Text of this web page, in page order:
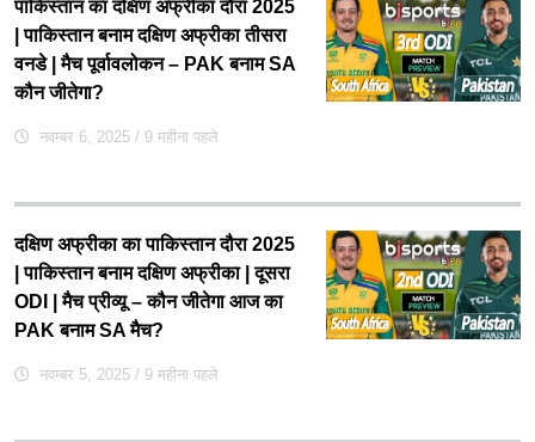
पाकिस्तान का दक्षिण अफ्रीका दौरा 2025
| पाकिस्तान बनाम दक्षिण अफ्रीका तीसरा
वनडे | मैच पूर्वावलोकन – PAK बनाम SA
कौन जीतेगा?
नवम्बर 6, 2025 / 9 महीना पहले
दक्षिण अफ्रीका का पाकिस्तान दौरा 2025
| पाकिस्तान बनाम दक्षिण अफ्रीका | दूसरा
ODI | मैच प्रीव्यू – कौन जीतेगा आज का
PAK बनाम SA मैच?
नवम्बर 5, 2025 / 9 महीना पहले